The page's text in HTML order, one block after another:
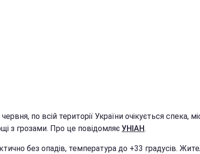
по всій території України очікується спека,
з грозами. Про це повідомляє УНІАН.
без опадів, температура до +33 градусів.